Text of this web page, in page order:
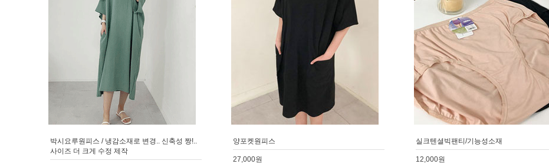
박시요루원피스 / 냉감소재로 변경.. 신축성 짱!..
사이즈 더 크게 수정 제작
양포켓원피스
27,000원
실크텐셜빅팬티/기능성소재
12,000원